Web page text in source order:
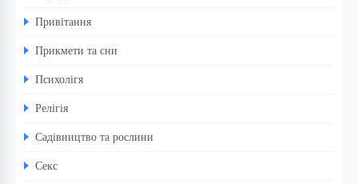
Привітання
Прикмети та сни
Психолігя
Релігія
Садівництво та рослини
Секс